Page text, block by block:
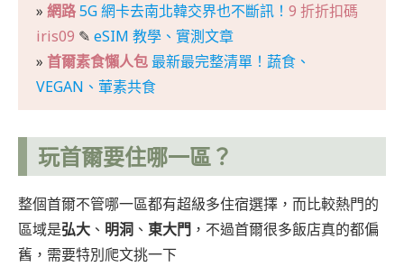
» 網路5G 網卡去南北韓交界也不斷訊！ 9 折折扣碼
iris09 ✎ eSIM 教學、實測文章
» 首爾素食懶人包 最新最完整清單！蔬食、
VEGAN、葷素共食
玩首爾要住哪一區？
整個首爾不管哪一區都有超級多住宿選擇，而比較熱門的
區域是弘大 、 明洞 、 東大門 ，不過首爾很多飯店真的都偏
舊，需要特別爬文挑一下